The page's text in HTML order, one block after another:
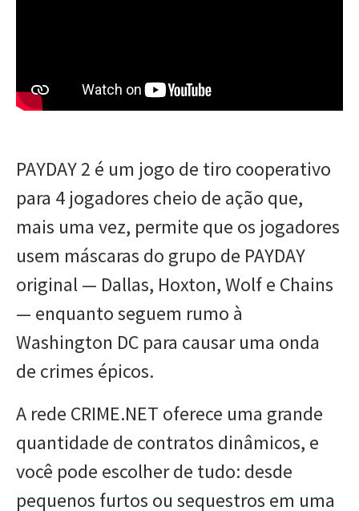
PAYDAY 2 é um jogo de tiro cooperativo
para 4 jogadores cheio de ação que,
mais uma vez, permite que os jogadores
usem máscaras do grupo de PAYDAY
original — Dallas, Hoxton, Wolf e Chains
— enquanto seguem rumo à
Washington DC para causar uma onda
de crimes épicos.
A rede CRIME.NET oferece uma grande
quantidade de contratos dinâmicos, e
você pode escolher de tudo: desde
pequenos furtos ou sequestros em uma